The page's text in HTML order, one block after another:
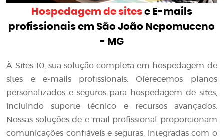
Hospedagem de sitese E-mails
profissionais em São João Nepomuceno
- MG
À Sites 10, sua solução completa em hospedagem de
sites e e-mails profissionais. Oferecemos planos
personalizados e seguros para hospedagem de sites,
incluindo suporte técnico e recursos avançados.
Nossas soluções de e-mail profissional proporcionam
comunicações confiáveis e seguras, integradas com o